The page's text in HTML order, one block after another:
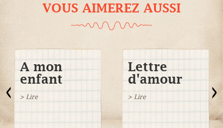
VOUS AIMEREZ AUSSI
A mon
enfant
> Lire
Lettre
d'amour
> Lire